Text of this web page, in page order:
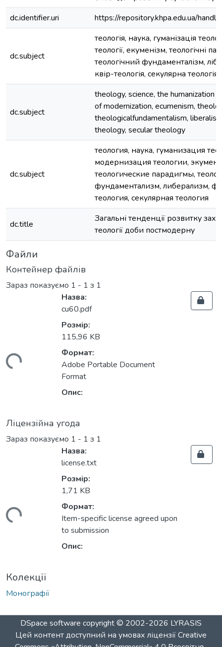
dc.identifier.uri
https://repository.khpa.edu.ua/
dc.subject
теологія, наука, гуманізація
теології, екуменізм, теологічні
теологічний фундаменталізм,
квір-теологія, секулярна теологія
dc.subject
theology, science, the humanization
of modernization, ecumenism,
theologicalfundamentalism,
theology, secular theology
dc.subject
теология, наука, гуманизация
модернизация теологии,
теологические парадигмы,
фундаментализм, либерализм,
теология, секулярная теология
dc.title
Загальні тенденції розвитку
теології доби постмодерну
Файли
Контейнер файлів
Зараз показуємо 1 - 1 з 1
Назва:
cu60.pdf
Розмір:
115,96 KB
Формат:
Adobe Portable Document
Format
Опис:
Ліцензійна угода
Зараз показуємо 1 - 1 з 1
Назва:
license.txt
Розмір:
1,71 KB
Формат:
Item-specific license agreed upon
to submission
Опис:
Колекції
Монографії
DSpace software copyright © 2002-2026 LYRASIS
Цей контент доступний на умовах ліцензіїCreative